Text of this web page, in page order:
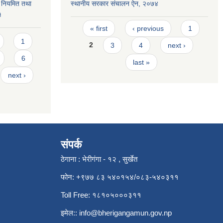
नियमित तथा
1
6
next ›
स्थानीय सरकार संचालन ऐन, २०७४
Pages
« first ‹ previous 1
2 3 4 next ›
last »
संपर्क
ठेगाना : भेरीगंगा - १२ , सुर्खेत
फोन: +९७७ ८३ ५४०१५४/०८३-५४०३११
Toll Free: १८१०५०००३११
इमेल:: info@bherigangamun.gov.np